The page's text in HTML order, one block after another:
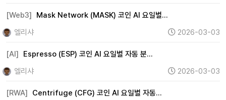
[Web3]
Mask Network (MASK) 코인 AI 요일별…
엘리샤
2026-03-03
[AI]
Espresso (ESP) 코인 AI 요일별 자동 분…
엘리샤
2026-03-03
[RWA]
Centrifuge (CFG) 코인 AI 요일별 자동…